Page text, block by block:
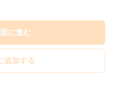
に進む
追加する